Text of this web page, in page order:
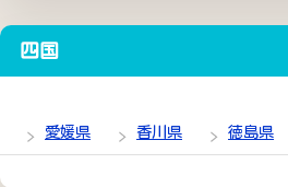
四国
愛媛県 香川県 徳島県